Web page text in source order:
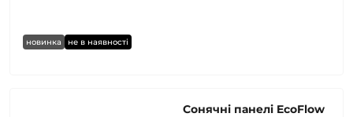
новинка не в наявності
Сонячні панелі EcoFlow